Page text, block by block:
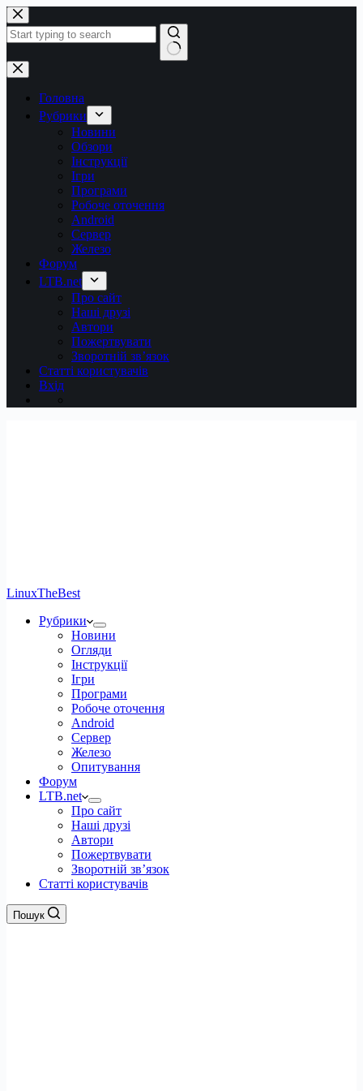
Перейти
до
вмісту
Немає
результатів
Головна
Рубрики
Новини
Обзори
Інструкції
Ігри
Програми
Робоче оточення
Android
Сервер
Железо
Форум
LTB.net
Про сайт
Наші друзі
Автори
Пожертвувати
Зворотній зв’язок
Статті користувачів
Вхід
LinuxTheBest
Рубрики
Новини
Огляди
Інструкції
Ігри
Програми
Робоче оточення
Android
Сервер
Железо
Опитування
Форум
LTB.net
Про сайт
Наші друзі
Автори
Пожертвувати
Зворотній зв’язок
Статті користувачів
Пошук